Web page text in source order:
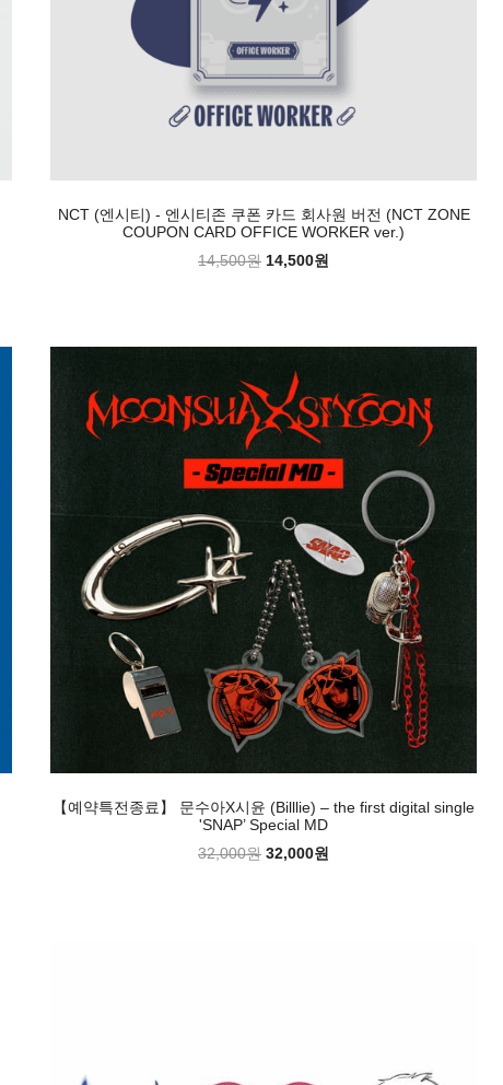
NCT (엔시티) - 엔시티존 쿠폰 카드 회사원 버전 (NCT ZONE
COUPON CARD OFFICE WORKER ver.)
14,500원 14,500원
【예약특전종료】 문수아X시윤 (Billlie) – the first digital single
'SNAP’ Special MD
32,000원 32,000원